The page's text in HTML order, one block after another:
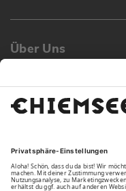
Über Uns
Family
Unsere Vorteile